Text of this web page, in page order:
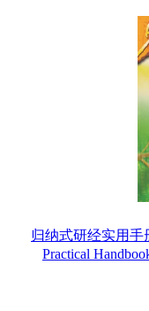
归纳式研经实用手
Practical